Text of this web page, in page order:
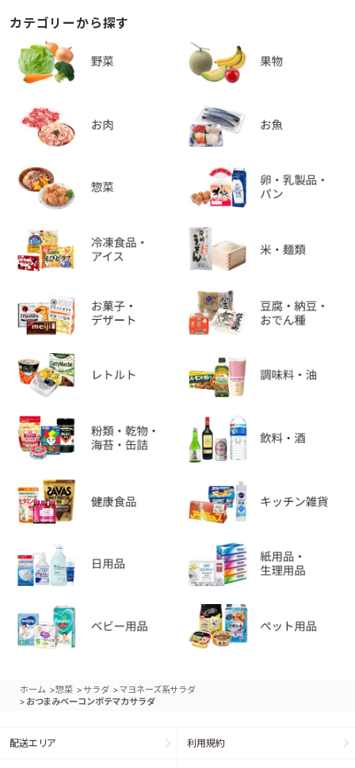
カテゴリーから探す
ホーム >惣菜 >サラダ >マヨネーズ系サラダ
> おつまみベーコンポテマカサラダ
配送エリア 利用規約